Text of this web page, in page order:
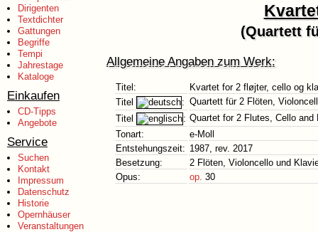
Dirigenten
Textdichter
Gattungen
Begriffe
Tempi
Jahrestage
Kataloge
Einkaufen
CD-Tipps
Angebote
Service
Suchen
Kontakt
Impressum
Datenschutz
Historie
Opernhäuser
Veranstaltungen
(Quartett
Allgemeine Angaben zum Werk:
Titel:
Kvartet for 2 fløjter, cello og
Titel
: Quartett für 2 Flöten,
Titel
: Quartet for 2 Flutes, Cello and
Tonart:
e-Moll
Entstehungszeit: 1987, rev. 2017
Besetzung:
2 Flöten, Violoncello und
Opus:
op. 30